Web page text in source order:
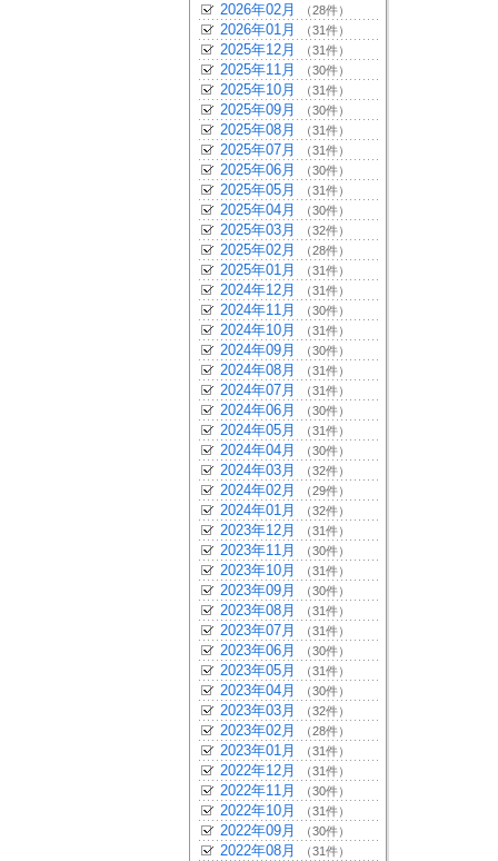
2026年02月 （28件）
2026年01月 （31件）
2025年12月 （31件）
2025年11月 （30件）
2025年10月 （31件）
2025年09月 （30件）
2025年08月 （31件）
2025年07月 （31件）
2025年06月 （30件）
2025年05月 （31件）
2025年04月 （30件）
2025年03月 （32件）
2025年02月 （28件）
2025年01月 （31件）
2024年12月 （31件）
2024年11月 （30件）
2024年10月 （31件）
2024年09月 （30件）
2024年08月 （31件）
2024年07月 （31件）
2024年06月 （30件）
2024年05月 （31件）
2024年04月 （30件）
2024年03月 （32件）
2024年02月 （29件）
2024年01月 （32件）
2023年12月 （31件）
2023年11月 （30件）
2023年10月 （31件）
2023年09月 （30件）
2023年08月 （31件）
2023年07月 （31件）
2023年06月 （30件）
2023年05月 （31件）
2023年04月 （30件）
2023年03月 （32件）
2023年02月 （28件）
2023年01月 （31件）
2022年12月 （31件）
2022年11月 （30件）
2022年10月 （31件）
2022年09月 （30件）
2022年08月 （31件）